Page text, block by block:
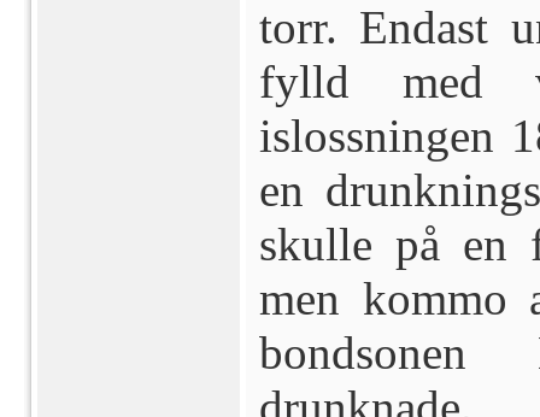
torr. Endast
fylld med
islossningen
en
skulle på en
men kommo